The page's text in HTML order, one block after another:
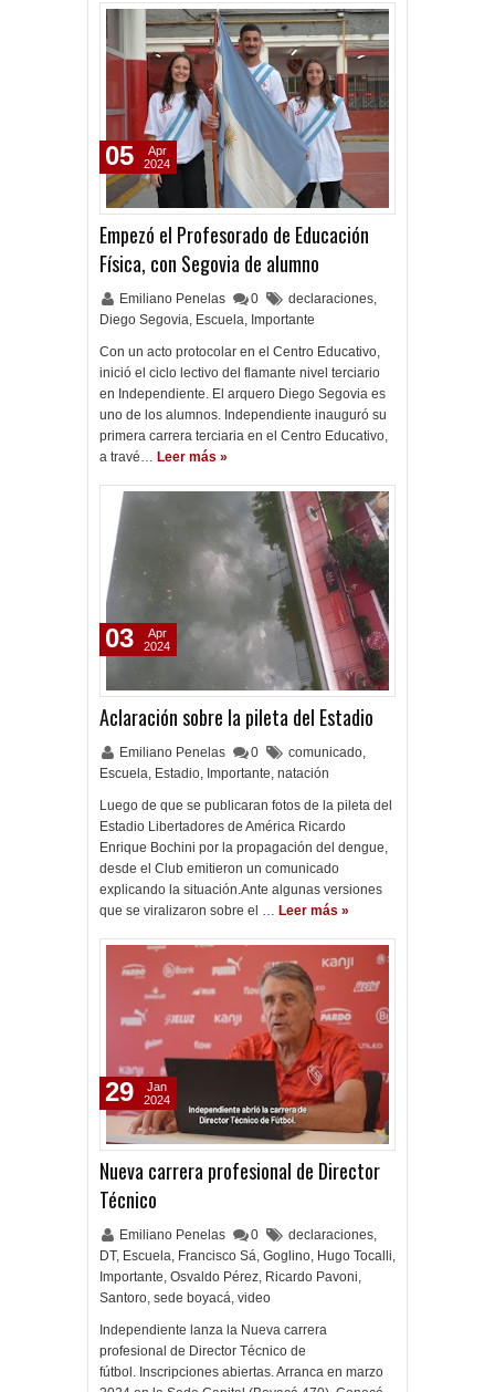
Empezó el Profesorado de Educación
Física, con Segovia de alumno
Emiliano Penelas 0 declaraciones,
Diego Segovia, Escuela, Importante
Con un acto protocolar en el Centro Educativo,
inició el ciclo lectivo del flamante nivel terciario
en Independiente. El arquero Diego Segovia es
uno de los alumnos. Independiente inauguró su
primera carrera terciaria en el Centro Educativo,
a travé… Leer más »
05
Apr
2024
Aclaración sobre la pileta del Estadio
Emiliano Penelas 0 comunicado,
Escuela, Estadio, Importante, natación
Luego de que se publicaran fotos de la pileta del
Estadio Libertadores de América Ricardo
Enrique Bochini por la propagación del dengue,
desde el Club emitieron un comunicado
explicando la situación.Ante algunas versiones
que se viralizaron sobre el … Leer más »
03
Apr
2024
Nueva carrera profesional de Director
Técnico
Emiliano Penelas 0 declaraciones,
DT, Escuela, Francisco Sá, Goglino, Hugo Tocalli,
Importante, Osvaldo Pérez, Ricardo Pavoni,
Santoro, sede boyacá, video
Independiente lanza la Nueva carrera
profesional de Director Técnico de
fútbol. Inscripciones abiertas. Arranca en marzo
29
Jan
2024